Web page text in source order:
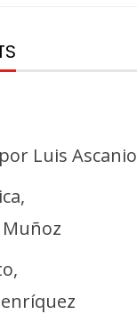
Luis Ascanio